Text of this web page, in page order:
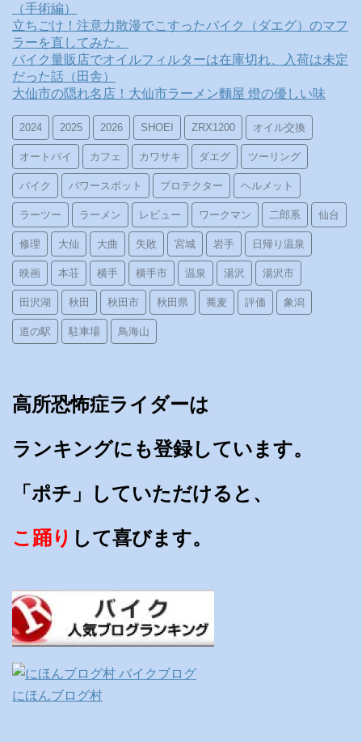
（手術編）
立ちごけ！注意力散漫でこすったバイク（ダエグ）のマフ
ラーを直してみた。
バイク量販店でオイルフィルターは在庫切れ、入荷は未定
だった話（田舎）
大仙市の隠れ名店！大仙市ラーメン麵屋 燈の優しい味
2024 2025 2026 SHOEI ZRX1200 オイル交換
オートバイ カフェ カワサキ ダエグ ツーリング
バイク パワースポット プロテクター ヘルメット
ラーツー ラーメン レビュー ワークマン 二郎系 仙台
修理 大仙 大曲 失敗 宮城 岩手 日帰り温泉
映画 本荘 横手 横手市 温泉 湯沢 湯沢市
田沢湖 秋田 秋田市 秋田県 蕎麦 評価 象潟
道の駅 駐車場 鳥海山
高所恐怖症ライダーは
ランキングにも登録しています。
「ポチ」していただけると、
こ踊り して喜びます。
にほんブログ村